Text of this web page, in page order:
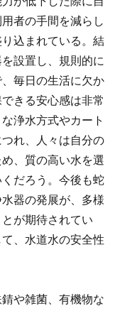
者の手間を減らし
込まれている。結
設置し、規則的に
毎日の生活に欠か
きる安心感は非常
浄水方式やカート
れ、人々は自分の
、質の高い水を選
だろう。今後も蛇
器の発展が、多様
が期待されてい
、水道水の安全性
や雑菌、有機物な